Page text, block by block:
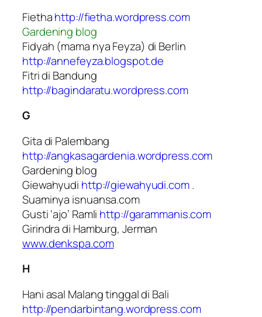
Fiethahttp://fietha.wordpress.com
Gardening blog
Fidyah (mama nya Feyza) di Berlin
http://annefeyza.blogspot.de
Fitri di Bandung
http://bagindaratu.wordpress.com
G
Gita di Palembang
http://angkasagardenia.wordpress.com
Gardening blog
Giewahyudi http://giewahyudi.com.
Suaminya isnuansa.com
Gusti ‘ajo’ Ramli http://garammanis.com
Girindra di Hamburg, Jerman
www.denkspa.com
H
Hani asal Malang tinggal di Bali
http://pendarbintang.wordpress.com